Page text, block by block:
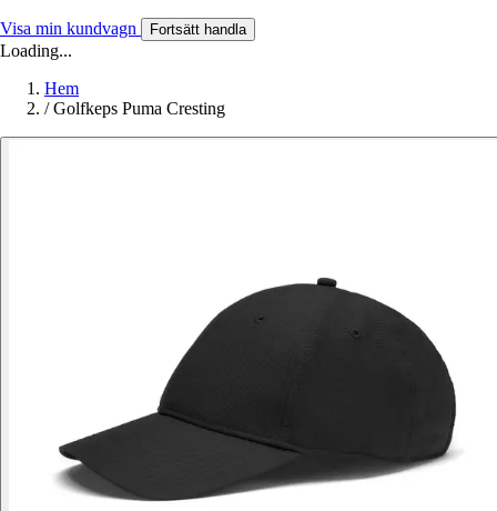
Visa min kundvagn Fortsätt handla
Loading...
Hem
/ Golfkeps Puma Cresting